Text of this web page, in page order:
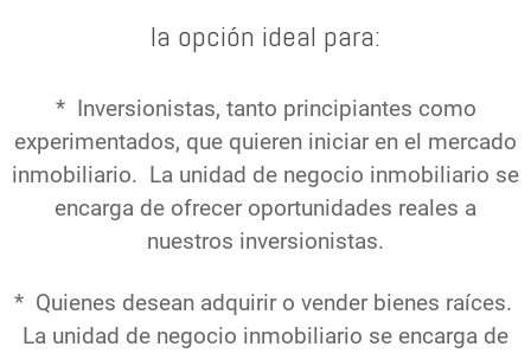
la opción ideal para:
* Inversionistas, tanto principiantes como
experimentados, que quieren iniciar en el mercado
inmobiliario. La unidad de negocio inmobiliario se
encarga de ofrecer oportunidades reales a
nuestros inversionistas.
* Quienes desean adquirir o vender bienes raíces.
La unidad de negocio inmobiliario se encarga de